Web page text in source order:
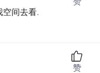
空间去看.
赞